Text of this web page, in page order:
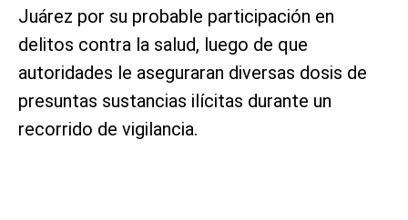
Juárez por su probable participación en
delitos contra la salud, luego de que
autoridades le aseguraran diversas dosis de
presuntas sustancias ilícitas durante un
recorrido de vigilancia.